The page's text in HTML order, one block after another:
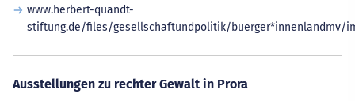
www.herbert-quandt-
stiftung.de/files/gesellschaftundpolitik/buerger*innenlandmv/
Ausstellungen zu rechter Gewalt in Prora